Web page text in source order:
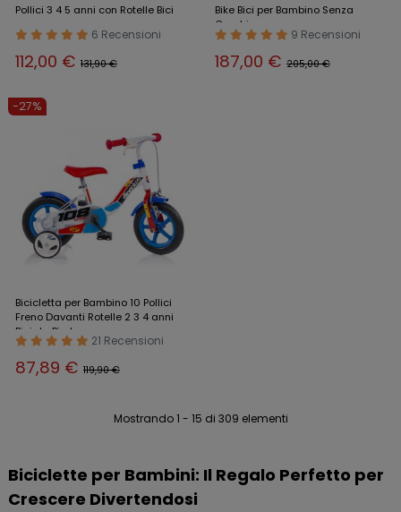
Pollici 3 4 5 anni con Rotelle Bici
6 Recensioni
112,00 € 131,90 €
Bike Bici per Bambino Senza
Cambio
9 Recensioni
187,00 € 205,00 €
-27%
Bicicletta per Bambino 10 Pollici
Freno Davanti Rotelle 2 3 4 anni
Bici da Bimbo
21 Recensioni
87,89 € 119,90 €
Mostrando 1 - 15 di 309 elementi
Biciclette per Bambini: Il Regalo Perfetto per
Crescere Divertendosi